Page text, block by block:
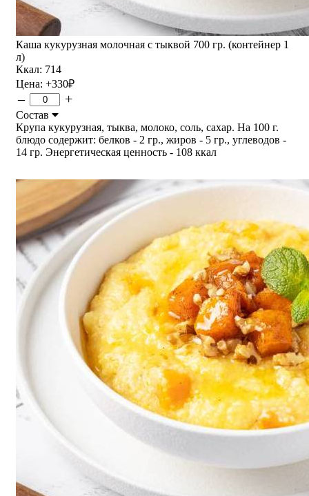
Каша кукурузная молочная с тыквой 700 гр. (контейнер 1
л)
Ккал: 714
Цена: +330₽
– +
Состав
Крупа кукурузная, тыква, молоко, соль, сахар. На 100 г.
блюдо содержит: белков - 2 гр., жиров - 5 гр., углеводов -
14 гр. Энергетическая ценность - 108 ккал